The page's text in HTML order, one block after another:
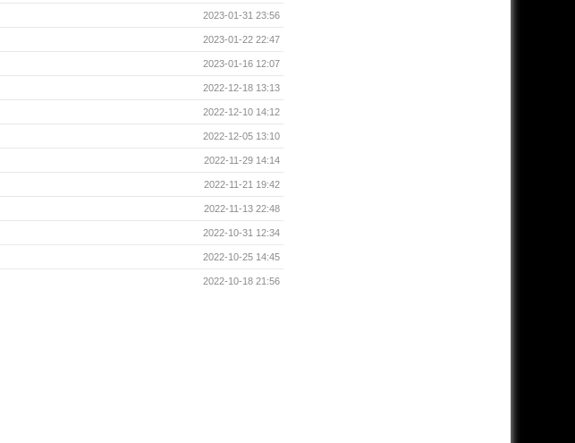
2023-01-31 23:56
2023-01-22 22:47
2023-01-16 12:07
2022-12-18 13:13
2022-12-10 14:12
2022-12-05 13:10
2022-11-29 14:14
2022-11-21 19:42
2022-11-13 22:48
2022-10-31 12:34
2022-10-25 14:45
2022-10-18 21:56